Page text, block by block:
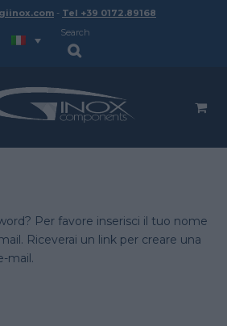
- Tel +39 0172.89168
Search
Per favore inserisci il tuo nome
Riceverai un link per creare una
mail.